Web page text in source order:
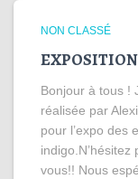
NON CLASSÉ
EXPOSITION
Bonjour à tous !
réalisée par
pour l’expo des
vous!! Nous